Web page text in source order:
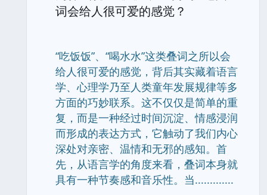
词会给人很可爱的感觉？
“吃饭饭”、“喝水水”这类叠词之所以会
给人很可爱的感觉，背后其实藏着语言
学、心理学乃至人类童年发展规律等多
方面的巧妙联系。这不仅仅是简单的重
复，而是一种经过时间沉淀、情感浸润
而形成的表达方式，它触动了我们内心
深处对亲密、温情和无邪的感知。首
先，从语言学的角度来看，叠词本身就
具有一种节奏感和音乐性。当.............